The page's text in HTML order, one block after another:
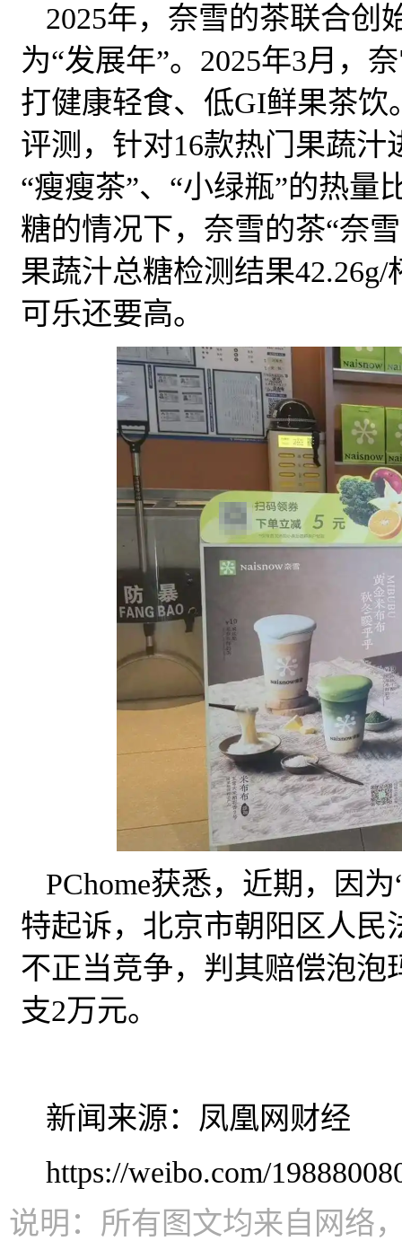
2025年，奈雪的茶联合创
为“发展年”。2025年3月，
打健康轻食、低GI鲜果茶
评测，针对16款热门果蔬汁
“瘦瘦茶”、“小绿瓶”的热
糖的情况下，奈雪的茶“奈
果蔬汁总糖检测结果
可乐还要高。
PChome获悉，近期，因
特起诉，北京市朝阳区人
不正当竞争，判其赔偿泡泡
支2万元。
新闻来源：凤凰网财经
https://weibo.com/
说明：所有图文均来自网络